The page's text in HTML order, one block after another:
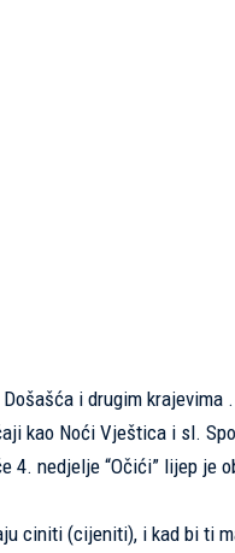
i drugim krajevima
kao Noći Vještica i sl.
4. nedjelje “Očići” lijep je
ciniti (cijeniti), i kad bi ti